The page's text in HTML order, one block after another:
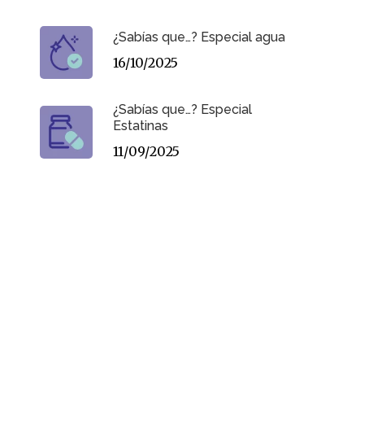
¿Sabías que…? Especial agua
16/10/2025
¿Sabías que…? Especial
Estatinas
11/09/2025